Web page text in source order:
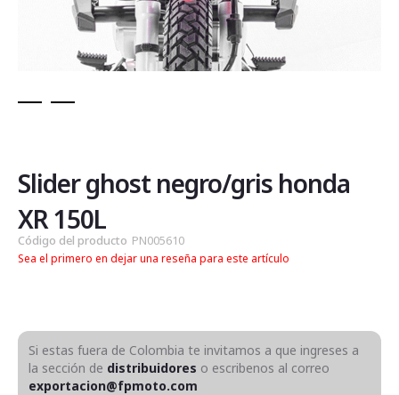
de
la
galería
de
imágenes
Slider ghost negro/gris honda
XR 150L
Código del producto PN005610
Sea el primero en dejar una reseña para este artículo
Si estas fuera de Colombia te invitamos a que ingreses a
la sección de distribuidores o escribenos al correo
exportacion@fpmoto.com